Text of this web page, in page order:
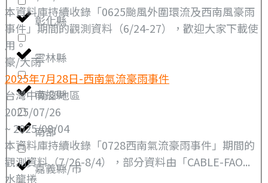
彰化縣
雲林縣
南投縣
南部
嘉義縣/市
本資料庫持續收錄「0625颱風外圍環流及西南風豪雨
事件」期間的觀測資料（6/24-27），歡迎大家下載使
用。
豪/大雨
2025年7月28日-西南氣流豪雨事件
台灣中南部地區
2025/07/26
~ 2025/08/04
本資料庫持續收錄「0728西南氣流豪雨事件」期間的
觀測資料（7/26-8/4），部分資料由「CABLE-FAO...
水龍捲